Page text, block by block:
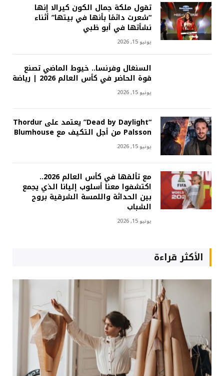
تقول ملكة جمال الكون كيرالا إنها
“شعرت دائمًا بأنها في بيتها” أثناء
نشأتها في أبو ظبي
يونيو 15, 2026
السنغال وفرنسا.. خيوط الماضي تصنع
قوة الحاضر في كأس العالم 2026 | رياضة
يونيو 15, 2026
“Dead by Daylight” يعتمد على Thordur
Palsson من أجل التكيف مع Blumhouse
يونيو 15, 2026
مع تألقها في كأس العالم 2026..
اكتشفوا معنا أسلوب إليانا الذي يجمع
بين الحداثة واللمسة الشرقية بروح
الشباب
يونيو 15, 2026
الأكثر قراءة